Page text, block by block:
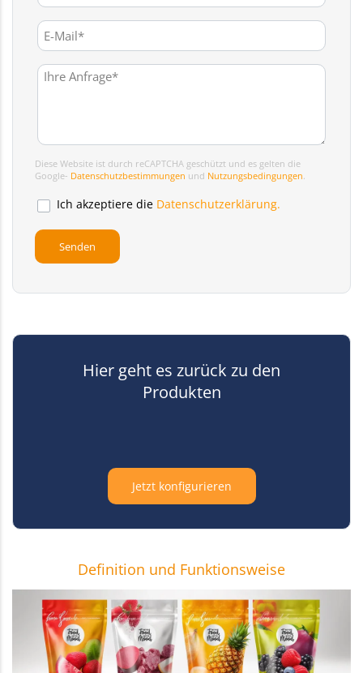
Diese Website ist durch reCAPTCHA geschützt und es gelten die
Google- Datenschutzbestimmungen und Nutzungsbedingungen.
Ich akzeptiere die Datenschutzerklärung.
Hier geht es zurück zu den
Produkten
Jetzt konfigurieren
Definition und Funktionsweise